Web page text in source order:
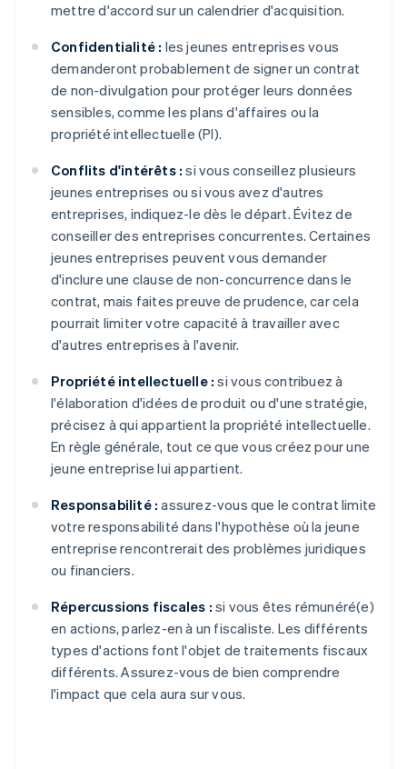
mettre d'accord sur un calendrier d'acquisition.
Confidentialité : les jeunes entreprises vous
demanderont probablement de signer un contrat
de non-divulgation pour protéger leurs données
sensibles, comme les plans d'affaires ou la
propriété intellectuelle (PI).
Conflits d'intérêts : si vous conseillez plusieurs
jeunes entreprises ou si vous avez d'autres
entreprises, indiquez-le dès le départ. Évitez de
conseiller des entreprises concurrentes. Certaines
jeunes entreprises peuvent vous demander
d'inclure une clause de non-concurrence dans le
contrat, mais faites preuve de prudence, car cela
pourrait limiter votre capacité à travailler avec
d'autres entreprises à l'avenir.
Propriété intellectuelle : si vous contribuez à
l'élaboration d'idées de produit ou d'une stratégie,
précisez à qui appartient la propriété intellectuelle.
En règle générale, tout ce que vous créez pour une
jeune entreprise lui appartient.
Responsabilité : assurez-vous que le contrat limite
votre responsabilité dans l'hypothèse où la jeune
entreprise rencontrerait des problèmes juridiques
ou financiers.
Répercussions fiscales : si vous êtes rémunéré(e)
en actions, parlez-en à un fiscaliste. Les différents
types d'actions font l'objet de traitements fiscaux
différents. Assurez-vous de bien comprendre
l'impact que cela aura sur vous.